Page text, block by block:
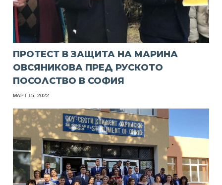
ПРОТЕСТ В ЗАЩИТА НА МАРИНА
ОВСЯНИКОВА ПРЕД РУСКОТО
ПОСОЛСТВО В СОФИЯ
МАРТ 15, 2022